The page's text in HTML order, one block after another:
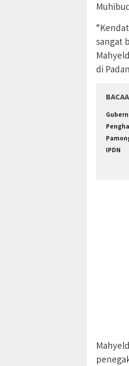
sangat
di
IPDN